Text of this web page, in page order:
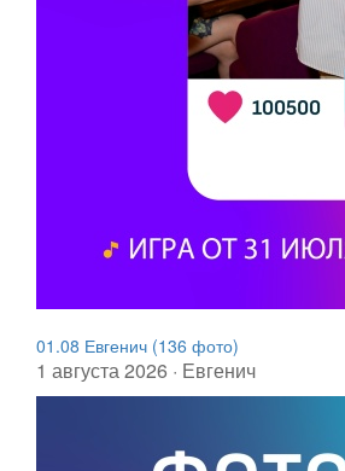
01.08 Евгенич (136 фото)
1 августа 2026 · Евгенич